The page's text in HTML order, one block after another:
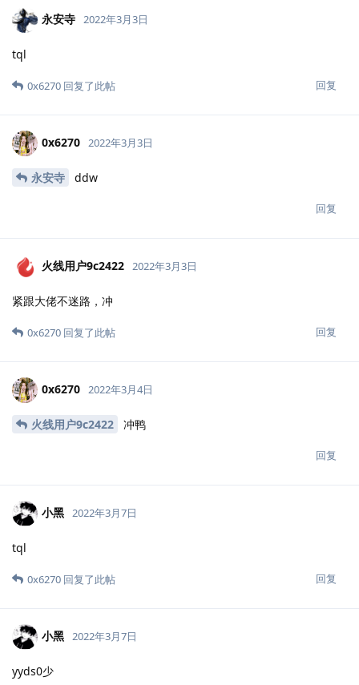
永安寺 2022年3月3日
tql
回复
0x6270 回复了此帖
0x6270 2022年3月3日
永安寺 ddw
回复
火线用户9c2422 2022年3月3日
紧跟大佬不迷路，冲
回复
0x6270 回复了此帖
0x6270 2022年3月4日
火线用户9c2422 冲鸭
回复
小黑 2022年3月7日
tql
回复
0x6270 回复了此帖
小黑 2022年3月7日
yyds0少